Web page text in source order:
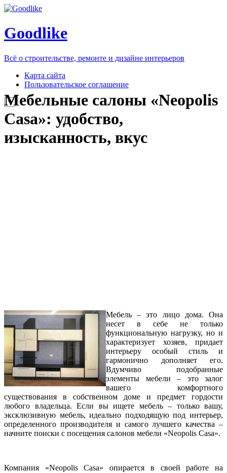
Goodlike
Всё о строительстве, ремонте и дизайне интерьеров
Карта сайта
Пользовательское соглашение
Мебельные салоны «Neopolis
Casa»: удобство,
изысканность, вкус
Мебель – это лицо дома. Она
несет в себе не только
функциональную нагрузку, но и
характеризует хозяев, придает
интерьеру особый стиль и
гармонично дополняет его.
Вдумчиво подобранные
элементы мебели – это залог
вашего комфортного
существования в собственном доме и предмет гордости
любого владельца. Если вы ищете мебель – только вашу,
эксклюзивную мебель, идеально подходящую под интерьер,
определенного производителя и самого лучшего качества –
начните поиски с посещения салонов мебели «Neopolis Casa».
Компания «Neopolis Casa» опирается в своей работе на